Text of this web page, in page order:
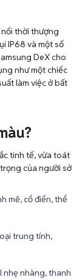
thời thượng
IP68 và một số
DeX cho
như một chiếc
làm việc ở bất
tinh tế, vừa toát
của người sở
mẽ, cổ điển, thể
trung tính,
nhẹ nhàng, thanh